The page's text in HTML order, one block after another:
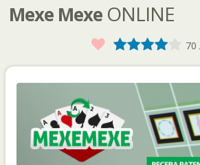
RANKINGS
COMUNIDADE
AJUDA
PASSAPORTE
Mexe Mexe ONLINE
Favorito 5
3
2
1 70